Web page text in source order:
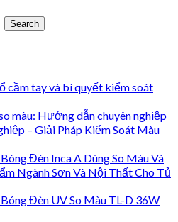
Search
cầm tay và bí quyết kiểm soát
màu: Hướng dẫn chuyên nghiệp
– Giải Pháp Kiểm Soát Màu
Đèn Inca A Dùng So Màu Và
Ngành Sơn Và Nội Thất Cho Tủ
Đèn UV So Màu TL-D 36W